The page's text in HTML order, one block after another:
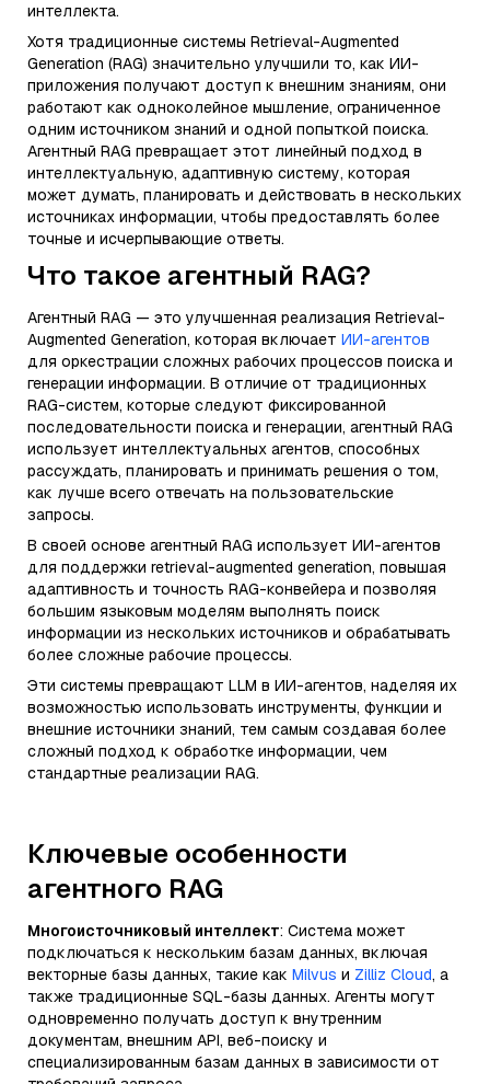
интеллекта.
Хотя традиционные системы Retrieval-Augmented
Generation (RAG) значительно улучшили то, как ИИ-
приложения получают доступ к внешним знаниям, они
работают как одноколейное мышление, ограниченное
одним источником знаний и одной попыткой поиска.
Агентный RAG превращает этот линейный подход в
интеллектуальную, адаптивную систему, которая
может думать, планировать и действовать в нескольких
источниках информации, чтобы предоставлять более
точные и исчерпывающие ответы.
Что такое агентный RAG?
Агентный RAG — это улучшенная реализация Retrieval-
Augmented Generation, которая включает ИИ-агентов
для оркестрации сложных рабочих процессов поиска и
генерации информации. В отличие от традиционных
RAG-систем, которые следуют фиксированной
последовательности поиска и генерации, агентный RAG
использует интеллектуальных агентов, способных
рассуждать, планировать и принимать решения о том,
как лучше всего отвечать на пользовательские
запросы.
В своей основе агентный RAG использует ИИ-агентов
для поддержки retrieval-augmented generation, повышая
адаптивность и точность RAG-конвейера и позволяя
большим языковым моделям выполнять поиск
информации из нескольких источников и обрабатывать
более сложные рабочие процессы.
Эти системы превращают LLM в ИИ-агентов, наделяя их
возможностью использовать инструменты, функции и
внешние источники знаний, тем самым создавая более
сложный подход к обработке информации, чем
стандартные реализации RAG.
Ключевые особенности
агентного RAG
Многоисточниковый интеллект: Система может
подключаться к нескольким базам данных, включая
векторные базы данных, такие как Milvus и Zilliz Cloud, а
также традиционные SQL-базы данных. Агенты могут
одновременно получать доступ к внутренним
документам, внешним API, веб-поиску и
специализированным базам данных в зависимости от